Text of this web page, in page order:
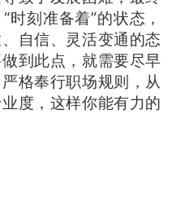
刻准备着”的状态，
自信、灵活变通的态
到此点，就需要尽早
格奉行职场规则，从
度，这样你能有力的